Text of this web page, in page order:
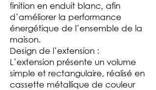
finition en enduit blanc, afin
d’améliorer la performance
énergétique de l’ensemble de la
maison.
Design de l’extension :
L’extension présente un volume
simple et rectangulaire, réalisé en
cassette métallique de couleur